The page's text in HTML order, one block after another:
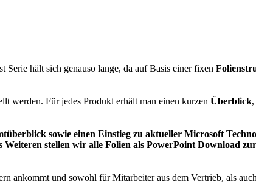
Serie hält sich genauso lange, da auf Basis einer fixen
werden. Für jedes Produkt erhält man einen kurzen Überblick
sowie einen Einstieg zu aktueller Microsoft
Weiteren stellen wir alle Folien als PowerPoint Download
ankommt und sowohl für Mitarbeiter aus dem Vertrieb, als